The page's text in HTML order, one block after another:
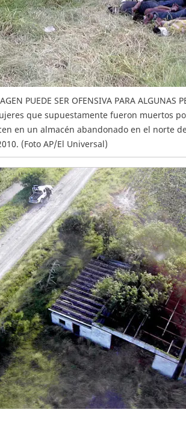
PUEDE SER OFENSIVA PARA ALGUNAS
que supuestamente fueron muertos
en un almacén abandonado en el norte
(Foto AP/El Universal)